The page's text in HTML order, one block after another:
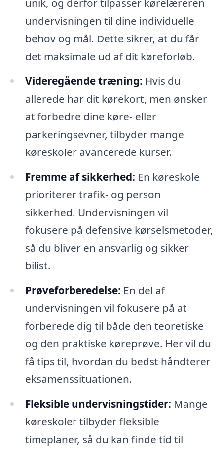
unik, og derfor tilpasser kørelæreren
undervisningen til dine individuelle
behov og mål. Dette sikrer, at du får
det maksimale ud af dit køreforløb.
Videregående træning: Hvis du
allerede har dit kørekort, men ønsker
at forbedre dine køre- eller
parkeringsevner, tilbyder mange
køreskoler avancerede kurser.
Fremme af sikkerhed: En køreskole
prioriterer trafik- og person
sikkerhed. Undervisningen vil
fokusere på defensive kørselsmetoder,
så du bliver en ansvarlig og sikker
bilist.
Prøveforberedelse: En del af
undervisningen vil fokusere på at
forberede dig til både den teoretiske
og den praktiske køreprøve. Her vil du
få tips til, hvordan du bedst håndterer
eksamenssituationen.
Fleksible undervisningstider: Mange
køreskoler tilbyder fleksible
timeplaner, så du kan finde tid til